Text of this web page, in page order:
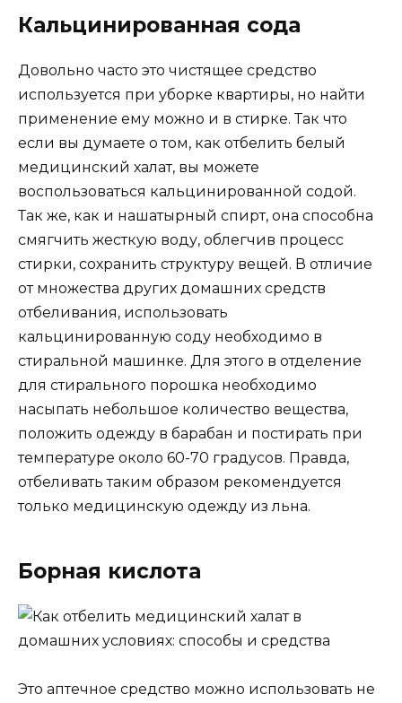
Кальцинированная сода
Довольно часто это чистящее средство
используется при уборке квартиры, но найти
применение ему можно и в стирке. Так что
если вы думаете о том, как отбелить белый
медицинский халат, вы можете
воспользоваться кальцинированной содой.
Так же, как и нашатырный спирт, она способна
смягчить жесткую воду, облегчив процесс
стирки, сохранить структуру вещей. В отличие
от множества других домашних средств
отбеливания, использовать
кальцинированную соду необходимо в
стиральной машинке. Для этого в отделение
для стирального порошка необходимо
насыпать небольшое количество вещества,
положить одежду в барабан и постирать при
температуре около 60-70 градусов. Правда,
отбеливать таким образом рекомендуется
только медицинскую одежду из льна.
Борная кислота
Это аптечное средство можно использовать не